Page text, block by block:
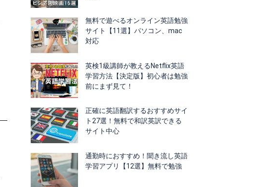
無料で遊べるオンライン英語勉強
サイト【11選】パソコン、mac
対応
英検1級講師が教えるNetflix英語
学習方法【決定版】初心者は勉強
前にまず見て！
正確に英語翻訳するおすすめサイ
ト27選！無料で和訳英訳できる
サイト中心
通勤時におすすめ！聞き流し英語
学習アプリ【12選】無料で勉強